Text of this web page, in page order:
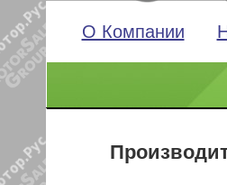
О Компании